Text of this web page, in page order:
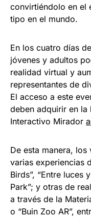
convirtiéndolo en el
tipo en el mundo.
En los cuatro días
jóvenes y adultos
realidad virtual y
representantes de
El acceso a este
deben adquirir en la
Interactivo Mirador
De esta manera,
varias experiencias
Birds”, “Entre luces
Park”; y otras de
a través de la
o “Buin Zoo AR”,